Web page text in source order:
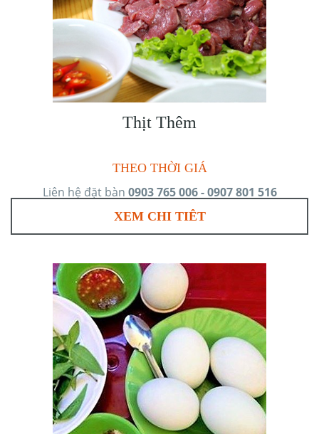
Thịt Thêm
THEO THỜI GIÁ
Liên hệ đặt bàn 0903 765 006 - 0907 801 516
XEM CHI TIÊT